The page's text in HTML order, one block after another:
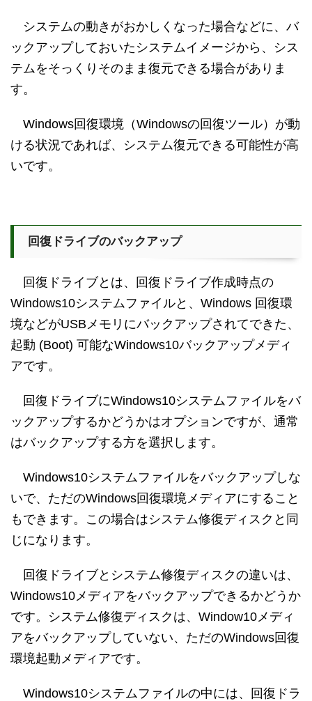
システムの動きがおかしくなった場合などに、バ
ックアップしておいたシステムイメージから、シス
テムをそっくりそのまま復元できる場合がありま
す。
Windows回復環境（Windowsの回復ツール）が動
ける状況であれば、システム復元できる可能性が高
いです。
回復ドライブのバックアップ
回復ドライブとは、回復ドライブ作成時点の
Windows10システムファイルと、Windows 回復環
境などがUSBメモリにバックアップされてできた、
起動 (Boot) 可能なWindows10バックアップメディ
アです。
回復ドライブにWindows10システムファイルをバ
ックアップするかどうかはオプションですが、通常
はバックアップする方を選択します。
Windows10システムファイルをバックアップしな
いで、ただのWindows回復環境メディアにすること
もできます。この場合はシステム修復ディスクと同
じになります。
回復ドライブとシステム修復ディスクの違いは、
Windows10メディアをバックアップできるかどうか
です。システム修復ディスクは、Window10メディ
アをバックアップしていない、ただのWindows回復
環境起動メディアです。
Windows10システムファイルの中には、回復ドラ